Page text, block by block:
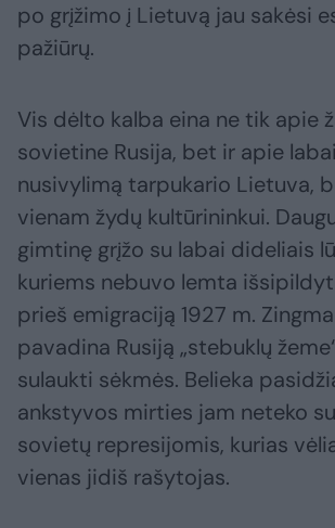
po grįžimo į Lietuvą jau sakėsi
pažiūrų.
Vis dėlto kalba eina ne tik apie
sovietine Rusija, bet ir apie
nusivylimą tarpukario Lietuva,
vienam žydų kultūrininkui.
gimtinę grįžo su labai dideliais
kuriems nebuvo lemta
prieš emigraciją 1927 m.
pavadina Rusiją „stebuklų
sulaukti sėkmės. Belieka
ankstyvos mirties jam neteko
sovietų represijomis, kurias
vienas jidiš rašytojas.